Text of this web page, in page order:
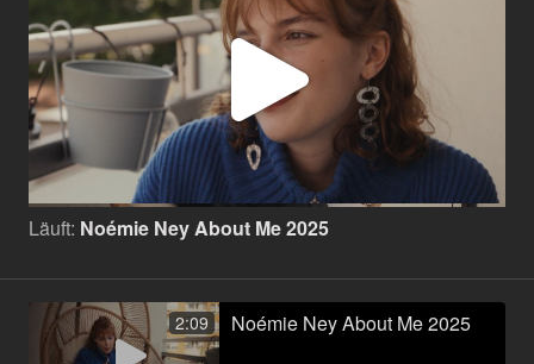
Video
Läuft: Noémie Ney About Me 2025
2:09 Noémie Ney About Me 2025